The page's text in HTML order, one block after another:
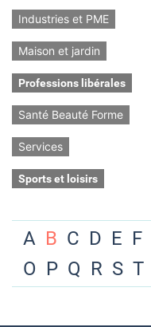
Industries et PME
Maison et jardin
Professions libérales
Santé Beauté Forme
Services
Sports et loisirs
A B C D E F
O P Q R S T